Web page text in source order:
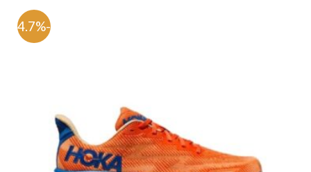
-54.7%